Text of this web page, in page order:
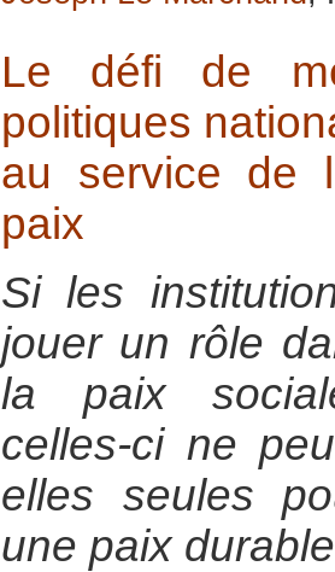
Le défi de
politiques
au service de
paix
Si les
jouer un rôle
la paix
celles-ci ne
elles seules
une paix